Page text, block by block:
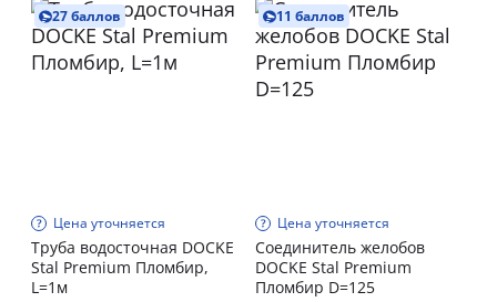
27 баллов
Цена уточняется
Труба водосточная DOCKE
Stal Premium Пломбир,
L=1м
11 баллов
Цена уточняется
Соединитель желобов
DOCKE Stal Premium
Пломбир D=125